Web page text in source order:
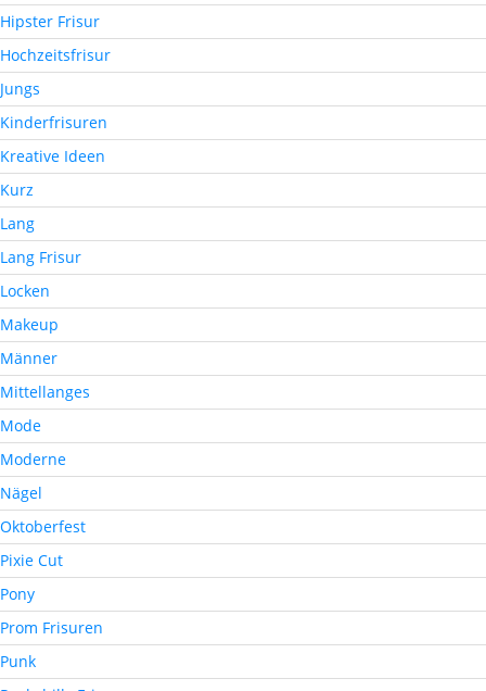
Hipster Frisur
Hochzeitsfrisur
Jungs
Kinderfrisuren
Kreative Ideen
Kurz
Lang
Lang Frisur
Locken
Makeup
Männer
Mittellanges
Mode
Moderne
Nägel
Oktoberfest
Pixie Cut
Pony
Prom Frisuren
Punk